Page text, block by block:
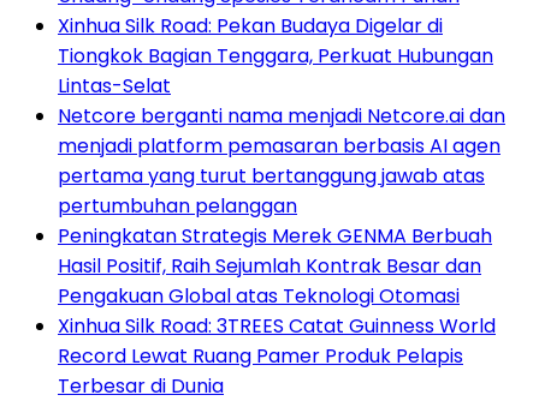
Xinhua Silk Road: Pekan Budaya Digelar di
Tiongkok Bagian Tenggara, Perkuat Hubungan
Lintas-Selat
Netcore berganti nama menjadi Netcore.ai dan
menjadi platform pemasaran berbasis AI agen
pertama yang turut bertanggung jawab atas
pertumbuhan pelanggan
Peningkatan Strategis Merek GENMA Berbuah
Hasil Positif, Raih Sejumlah Kontrak Besar dan
Pengakuan Global atas Teknologi Otomasi
Xinhua Silk Road: 3TREES Catat Guinness World
Record Lewat Ruang Pamer Produk Pelapis
Terbesar di Dunia